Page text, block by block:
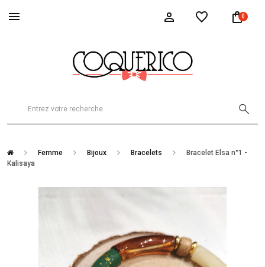
0
Femme Bijoux Bracelets
Bracelet Elsa n°1 -
Kalisaya